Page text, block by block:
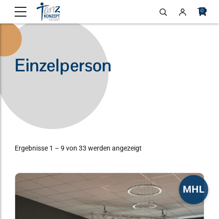
0
Einzelperson
Ergebnisse 1 – 9 von 33 werden angezeigt
MHL
Dieses
Produkt
weist